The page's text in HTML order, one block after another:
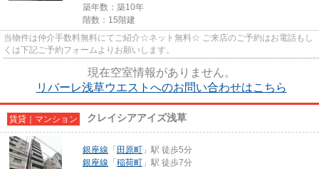
築年数：築10年
階数：15階建
当物件は仲介手数料無料にてご紹介☆ネット無料☆ ご来店のご予約はお電話もし
くは下記ご予約フォームよりお願いします。
現在空室情報がありません。
リバーレ浅草ウエストへのお問い合わせはこちら
賃貸｜マンション クレイシアアイズ浅草
銀座線 「 田原町 」駅 徒歩5分
銀座線 「 稲荷町 」駅 徒歩7分